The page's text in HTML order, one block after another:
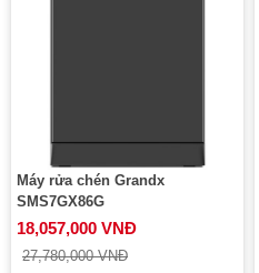
Máy rửa chén Grandx
SMS7GX86G
18,057,000 VNĐ
27,780,000 VNĐ